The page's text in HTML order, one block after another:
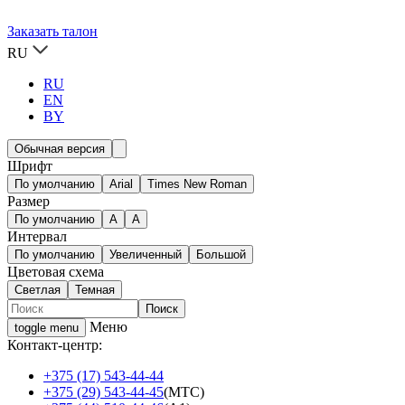
Заказать талон
RU
RU
EN
BY
Обычная версия
Шрифт
По умолчанию Arial Times New Roman
Размер
По умолчанию A A
Интервал
По умолчанию Увеличенный Большой
Цветовая схема
Светлая Темная
toggle menu
Меню
Контакт-центр:
+375 (17) 543-44-44
+375 (29) 543-44-45(МТС)